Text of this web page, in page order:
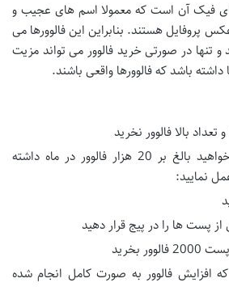
فیک آن است که معمولا اسم های عجیب و
پروفایل هستند. بنابراین این فالوورها می
تنها در صورتی خرید فالوور می تواند مزیت
باشد که فالوورها واقعی باشند.
بالا فالوور نخرید
در صورتی که می خواهید بالغ بر 20 هزار فالوور در ماه داشته
نمایید:
پست ها را در پیج قرار دهید
بخرید
افزایش فالوور به صورت کامل انجام شده